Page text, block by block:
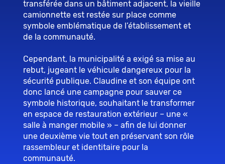
transférée dans un bâtiment adjacent, la vieille
camionnette est restée sur place comme
symbole emblématique de l’établissement et
de la communauté.
Cependant, la municipalité a exigé sa mise au
rebut, jugeant le véhicule dangereux pour la
sécurité publique. Claudine et son équipe ont
donc lancé une campagne pour sauver ce
symbole historique, souhaitant le transformer
en espace de restauration extérieur – une «
salle à manger mobile » – afin de lui donner
une deuxième vie tout en préservant son rôle
rassembleur et identitaire pour la
communauté.